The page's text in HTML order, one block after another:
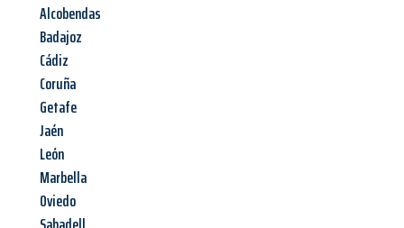
Alcobendas
Badajoz
Cádiz
Coruña
Getafe
Jaén
León
Marbella
Oviedo